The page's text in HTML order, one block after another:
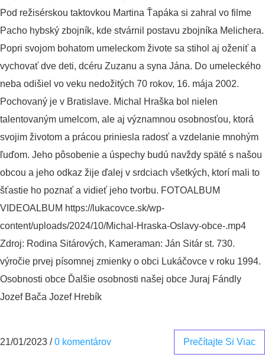
Pod režisérskou taktovkou Martina Ťapáka si zahral vo filme
Pacho hybský zbojník, kde stvárnil postavu zbojníka Melichera.
Popri svojom bohatom umeleckom živote sa stihol aj oženiť a
vychovať dve deti, dcéru Zuzanu a syna Jána. Do umeleckého
neba odišiel vo veku nedožitých 70 rokov, 16. mája 2002.
Pochovaný je v Bratislave. Michal Hraška bol nielen
talentovaným umelcom, ale aj významnou osobnosťou, ktorá
svojim životom a prácou priniesla radosť a vzdelanie mnohým
ľuďom. Jeho pôsobenie a úspechy budú navždy späté s našou
obcou a jeho odkaz žije ďalej v srdciach všetkých, ktorí mali to
šťastie ho poznať a vidieť jeho tvorbu. FOTOALBUM
VIDEOALBUM https://lukacovce.sk/wp-
content/uploads/2024/10/Michal-Hraska-Oslavy-obce-.mp4
Zdroj: Rodina Sitárových, Kameraman: Ján Sitár st. 730.
výročie prvej písomnej zmienky o obci Lukáčovce v roku 1994.
Osobnosti obce Ďalšie osobnosti našej obce Juraj Fándly
Jozef Bača Jozef Hrebík
21/01/2023 / 0 komentárov Prečítajte Si Viac